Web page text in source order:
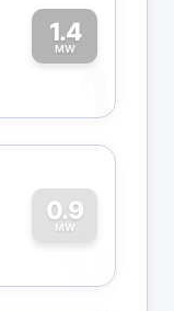
1.4
MW
1
0.9
MW
0